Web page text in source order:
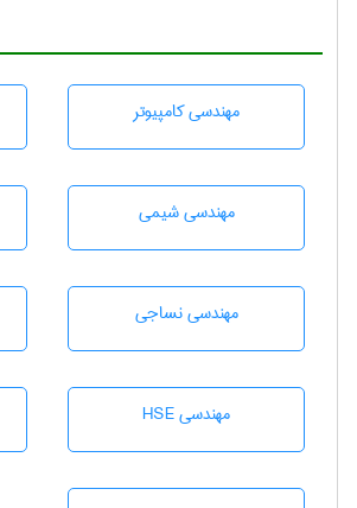
مهندسی كامپيوتر
مهندسي شيمی
مهندسي نساجی
مهندسی HSE